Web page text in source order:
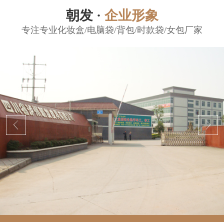
朝发 · 企业形象
专注专业化妆盒/电脑袋/背包/时款袋/女包厂家